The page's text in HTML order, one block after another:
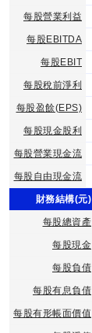
每股營業利益
每股EBITDA
每股EBIT
每股稅前淨利
每股盈餘(EPS)
每股現金股利
每股營業現金流
每股自由現金流
財務結構(元)
每股總資產
每股現金
每股負債
每股有息負債
每股有形帳面價值